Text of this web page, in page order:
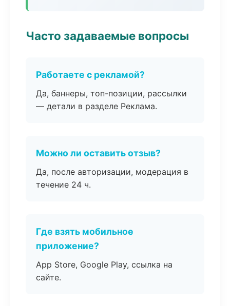
Часто задаваемые вопросы
Работаете с рекламой?
Да, баннеры, топ-позиции, рассылки
— детали в разделе Реклама.
Можно ли оставить отзыв?
Да, после авторизации, модерация в
течение 24 ч.
Где взять мобильное
приложение?
App Store, Google Play, ссылка на
сайте.